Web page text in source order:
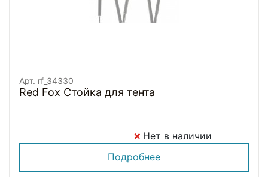
Арт. rf_34330
Red Fox Стойка для тента
Нет в наличии
Подробнее